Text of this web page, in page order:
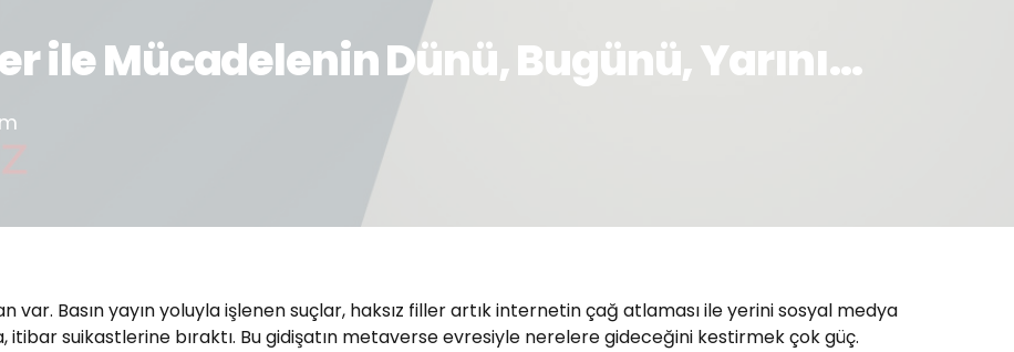
ile Mücadelenin Dünü, Bugünü, Yarını…
var. Basın yayın yoluyla işlenen suçlar, haksız filler artık internetin çağ atlaması ile yerini sosyal medya
itibar suikastlerine bıraktı. Bu gidişatın metaverse evresiyle nerelere gideceğini kestirmek çok güç.